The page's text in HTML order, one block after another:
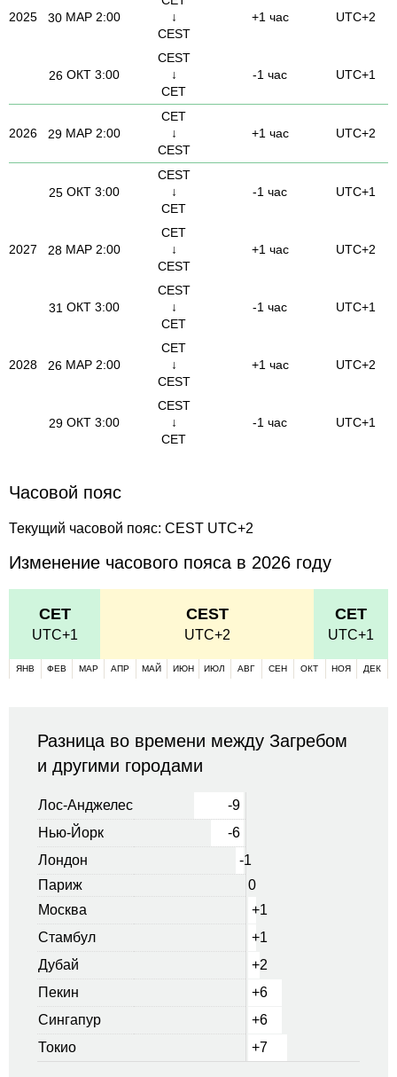
2025 30 МАР 2:00
↓
CEST
+1 час UTC+2
26 ОКТ 3:00
CEST
↓
CET
-1 час UTC+1
2026 29 МАР 2:00
CET
↓
CEST
+1 час UTC+2
25 ОКТ 3:00
CEST
↓
CET
-1 час UTC+1
2027 28 МАР 2:00
CET
↓
CEST
+1 час UTC+2
31 ОКТ 3:00
CEST
↓
CET
-1 час UTC+1
2028 26 МАР 2:00
CET
↓
CEST
+1 час UTC+2
29 ОКТ 3:00
CEST
↓
CET
-1 час UTC+1
Часовой пояс
Текущий часовой пояс: CEST UTC+2
Изменение часового пояса в 2026 году
CET
UTC+1
CEST
UTC+2
CET
UTC+1
ЯНВ ФЕВ МАР АПР МАЙ ИЮН ИЮЛ АВГ СЕН ОКТ НОЯ ДЕК
Разница во времени между Загребом
и другими городами
Лос-Анджелес
-9
Нью-Йорк
-6
Лондон
-1
Париж
0
Москва
+1
Стамбул
+1
Дубай
+2
Пекин
+6
Сингапур
+6
Токио
+7